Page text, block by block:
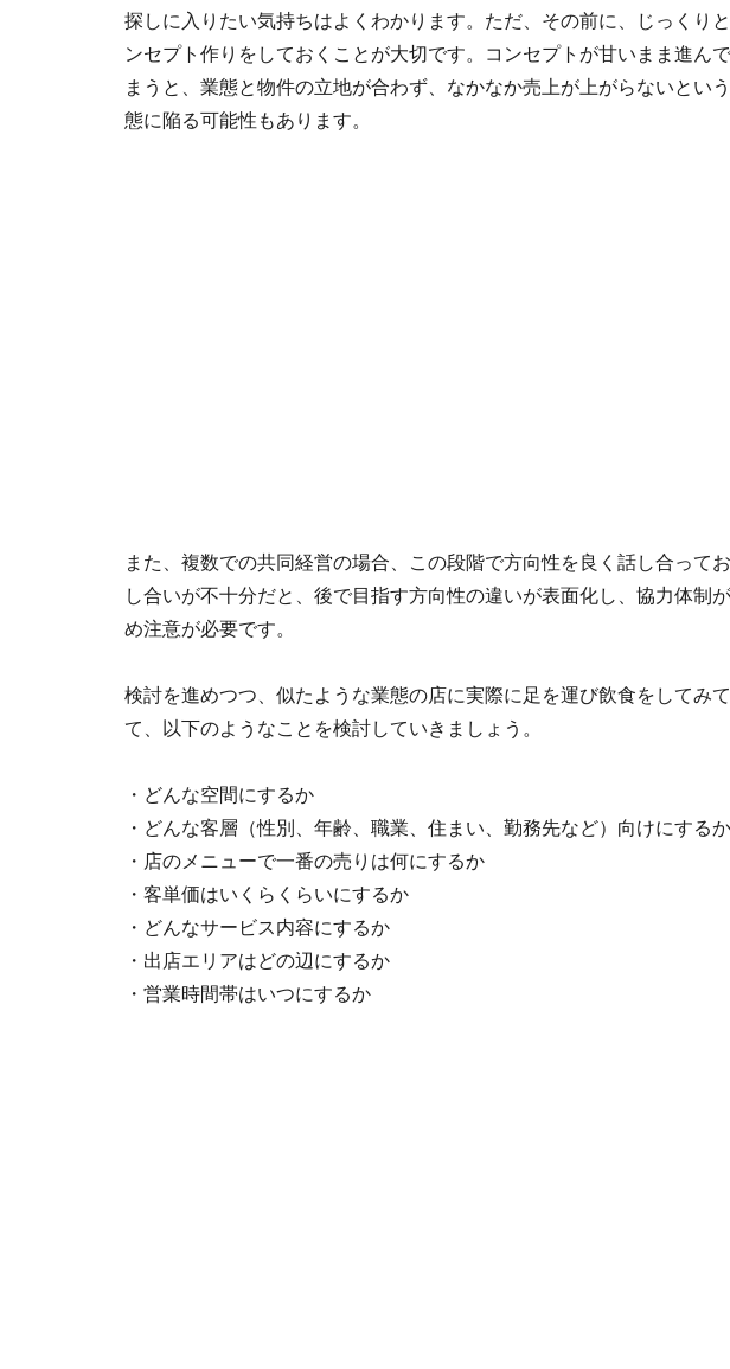
探しに入りたい気持ちはよくわかります。ただ、その前に、じっくり
ンセプト作りをしておくことが大切です。コンセプトが甘いまま進ん
まうと、業態と物件の立地が合わず、なかなか売上が上がらないとい
態に陥る可能性もあります。
また、複数での共同経営の場合、この段階で方向性を良く話し合って
し合いが不十分だと、後で目指す方向性の違いが表面化し、協力体制
め注意が必要です。
検討を進めつつ、似たような業態の店に実際に足を運び飲食をしてみ
て、以下のようなことを検討していきましょう。
・どんな空間にするか
・どんな客層（性別、年齢、職業、住まい、勤務先など）向けにするか
・店のメニューで一番の売りは何にするか
・客単価はいくらくらいにするか
・どんなサービス内容にするか
・出店エリアはどの辺にするか
・営業時間帯はいつにするか